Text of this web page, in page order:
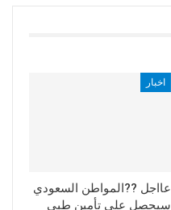
اخبار
عااجل ??المواطن السعودي
سيحصل على تأمين طبي